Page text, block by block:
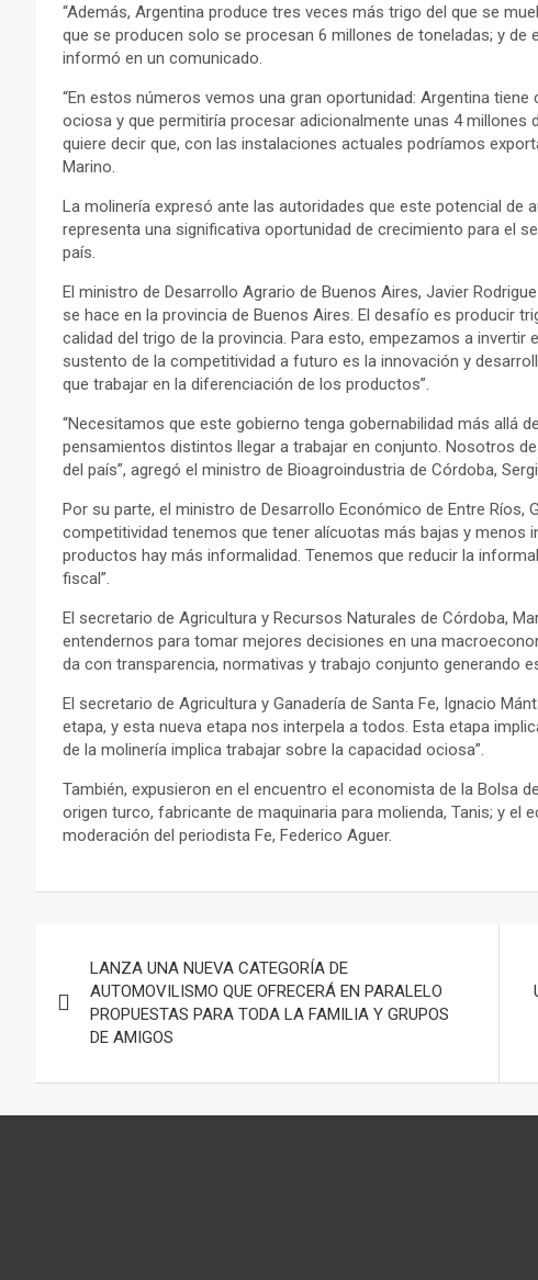
“Además, Argentina produce tres veces más trigo del que se
que se producen solo se procesan 6 millones de toneladas; y de
informó en un comunicado.
“En estos números vemos una gran oportunidad: Argentina
ociosa y que permitiría procesar adicionalmente unas 4 millones
quiere decir que, con las instalaciones actuales podríamos
Marino.
La molinería expresó ante las autoridades que este potencial de
representa una significativa oportunidad de crecimiento para el
país.
El ministro de Desarrollo Agrario de Buenos Aires, Javier
se hace en la provincia de Buenos Aires. El desafío es producir
calidad del trigo de la provincia. Para esto, empezamos a invertir
sustento de la competitividad a futuro es la innovación y
que trabajar en la diferenciación de los productos”.
“Necesitamos que este gobierno tenga gobernabilidad más allá
pensamientos distintos llegar a trabajar en conjunto. Nosotros
del país”, agregó el ministro de Bioagroindustria de Córdoba,
Por su parte, el ministro de Desarrollo Económico de Entre Ríos,
competitividad tenemos que tener alícuotas más bajas y
productos hay más informalidad. Tenemos que reducir la
fiscal”.
El secretario de Agricultura y Recursos Naturales de Córdoba,
entendernos para tomar mejores decisiones en una
da con transparencia, normativas y trabajo conjunto generando
El secretario de Agricultura y Ganadería de Santa Fe, Ignacio
etapa, y esta nueva etapa nos interpela a todos. Esta etapa
de la molinería implica trabajar sobre la capacidad ociosa”.
También, expusieron en el encuentro el economista de la Bolsa
origen turco, fabricante de maquinaria para molienda, Tanis; y el
moderación del periodista Fe, Federico Aguer.
de
entradas
LANZA UNA NUEVA CATEGORÍA DE
AUTOMOVILISMO QUE OFRECERÁ EN PARALELO
PROPUESTAS PARA TODA LA FAMILIA Y GRUPOS
DE AMIGOS